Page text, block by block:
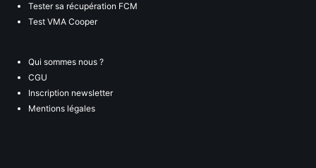
Tester sa récupération FCM
Test VMA Cooper
Qui sommes nous ?
CGU
Inscription newsletter
Mentions légales